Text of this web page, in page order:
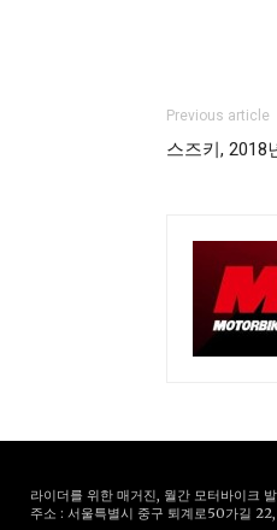
Previous article
스즈키, 2018
라이더를 위한 매거진, 월간 모터바이크
주소 : 서울특별시 중구 퇴계로50가길